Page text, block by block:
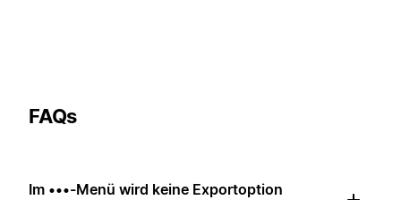
FAQs
Im •••-Menü wird keine Exportoption